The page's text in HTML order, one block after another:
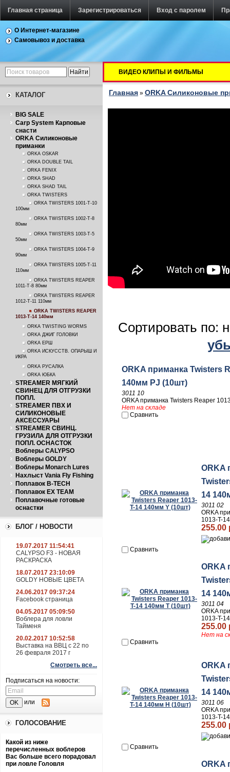
Главная страница Зарегистрироваться Вход с паролем
О Интернет-магазине
Самовывоз и доставка
КАТАЛОГ
BIG SALE
Carp System Карповые
снасти
ORKA Силиконовые
приманки
ORKA OSKAR
ORKA DOUBLE TAIL
ORKA FENIX
ORKA SHAD
ORKA SHAD TAIL
ORKA TWISTERS
ORKA TWISTERS 1001-T-10
100мм
ORKA TWISTERS 1002-T-8
80мм
ORKA TWISTERS 1003-T-5
50мм
ORKA TWISTERS 1004-T-9
90мм
ORKA TWISTERS 1005-T-11
110мм
ORKA TWISTERS REAPER
1011-T-8 80мм
ORKA TWISTERS REAPER
1012-T-11 110мм
ORKA TWISTERS REAPER
1013-T-14 140мм
ORKA TWISTING WORMS
ORKA ДЖИГ ГОЛОВКИ
ORKA ЕРШ
ORKA ИСКУССТВ. ОПАРЫШ И
ИКРА
ORKA РУСАЛКА
ORKA ЮБКА
STREAMER МЯГКИЙ
СВИНЕЦ ДЛЯ ОТГРУЗКИ
ПОПЛ.
STREAMER ПВХ И
СИЛИКОНОВЫЕ
АКСЕССУАРЫ
STREAMER СВИНЦ.
ГРУЗИЛА ДЛЯ ОТГРУЗКИ
ПОПЛ. ОСНАСТОК
Воблеры CALYPSO
Воблеры GOLDY
Воблеры Monarch Lures
Нахлыст Vania Fly Fishing
Поплавок B-TECH
Поплавок EX TEAM
Поплавочные готовые
оснастки
БЛОГ / НОВОСТИ
19.07.2017 11:54:41
CALYPSO F3 - НОВАЯ
РАСКРАСКА
18.07.2017 23:10:09
GOLDY НОВЫЕ ЦВЕТА
24.06.2017 09:37:24
Facebook страница
04.05.2017 05:09:50
Воблера для ловли
Тайменя
20.02.2017 10:52:58
Выставка на ВВЦ с 22 по
26 февраля 2017 г
Смотреть все...
Подписаться на новости:
или
ГОЛОСОВАНИЕ
Какой из ниже
перечисленных воблеров
Вас больше всего порадовал
при ловле Головля
ВИДЕО КЛИПЫ И ФИЛЬМЫ
Главная » ORKA Силиконовые
Сортировать по:
ORKA приманка Twisters
140мм PJ (10шт)
3011 10
ORKA приманка Twisters Reaper
Нет на складе
Сравнить
ORKA
14
3011 02
ORKA
1013-T-
255.00
Сравнить
ORKA
14
3011 04
ORKA
1013-T-
255.00
Нет на
Сравнить
ORKA
14
3011 06
ORKA
1013-T-
255.00
Сравнить
ORKA